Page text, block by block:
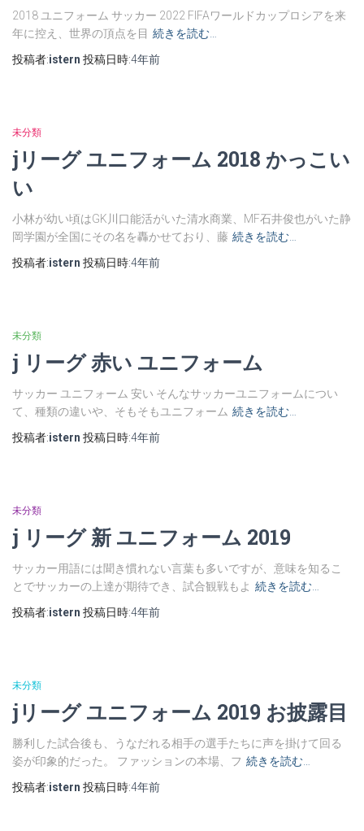
2018 ユニフォーム サッカー 2022 FIFAワールドカップロシアを来
年に控え、世界の頂点を目 続きを読む…
投稿者:istern 投稿日時:4年前
未分類
jリーグ ユニフォーム 2018 かっこい
い
小林が幼い頃はGK川口能活がいた清水商業、MF石井俊也がいた静
岡学園が全国にその名を轟かせており、藤 続きを読む…
投稿者:istern 投稿日時:4年前
未分類
j リーグ 赤い ユニフォーム
サッカー ユニフォーム 安い そんなサッカーユニフォームについ
て、種類の違いや、そもそもユニフォーム 続きを読む…
投稿者:istern 投稿日時:4年前
未分類
j リーグ 新 ユニフォーム 2019
サッカー用語には聞き慣れない言葉も多いですが、意味を知るこ
とでサッカーの上達が期待でき、試合観戦もよ 続きを読む…
投稿者:istern 投稿日時:4年前
未分類
jリーグ ユニフォーム 2019 お披露目
勝利した試合後も、うなだれる相手の選手たちに声を掛けて回る
姿が印象的だった。 ファッションの本場、フ 続きを読む…
投稿者:istern 投稿日時:4年前